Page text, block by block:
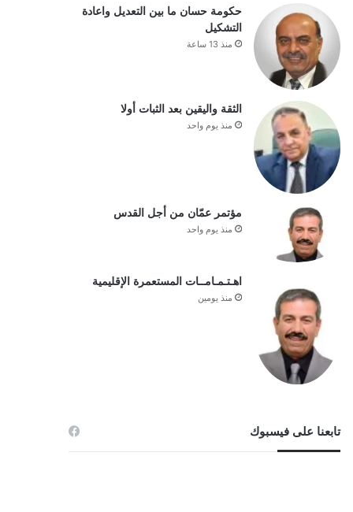
حكومة حسان ما بين التعديل واعادة
التشكيل
منذ 13 ساعة
الثقة واليقين بعد الثبات أولا
منذ يوم واحد
مؤتمر عمّان من أجل القدس
منذ يوم واحد
اهـتـمـامــات المستعمرة الإقليمية
منذ يومين
تابعنا على فيسبوك